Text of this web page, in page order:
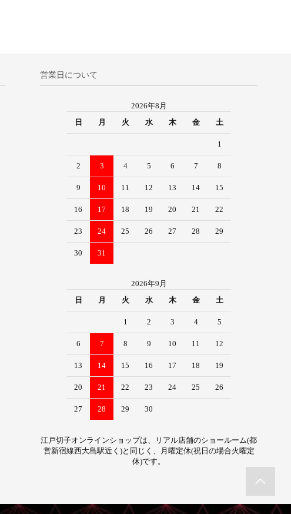
営業日について
2026年8月
日
月 火 水 木 金 土
1
2 3 4 5 6 7 8
9 10 11 12 13 14 15
16 17 18 19 20 21 22
23 24 25 26 27 28 29
30 31
2026年9月
日
月 火 水 木 金 土
1 2 3 4 5
6 7 8 9 10 11 12
13 14 15 16 17 18 19
20 21 22 23 24 25 26
27 28 29 30
江戸切子オンラインショップは、リアル店舗のショールーム(都
営新宿線西大島駅近く)と同じく、月曜定休(祝日の場合火曜定
休)です。